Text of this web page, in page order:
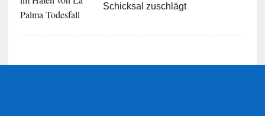
Schicksal zuschlägt